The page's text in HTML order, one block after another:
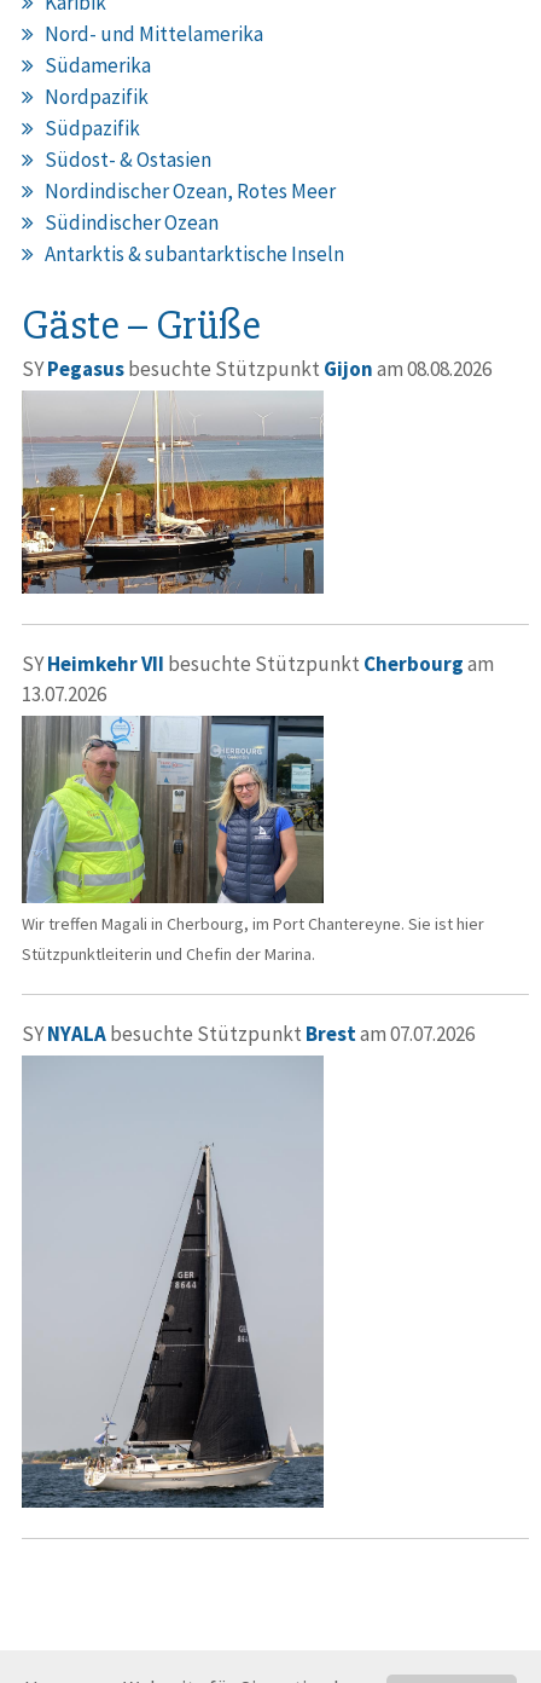
Nord- und Mittelamerika
Südamerika
Nordpazifik
Südpazifik
Südost- & Ostasien
Nordindischer Ozean, Rotes Meer
Südindischer Ozean
Antarktis & subantarktische Inseln
Gäste – Grüße
SYPegasusbesuchte Stützpunkt Gijonam 08.08.2026
SYHeimkehr VII besuchte Stützpunkt Cherbourgam
13.07.2026
Wir treffen Magali in Cherbourg, im Port Chantereyne. Sie ist hier
Stützpunktleiterin und Chefin der Marina.
SYNYALAbesuchte Stützpunkt Brestam 07.07.2026